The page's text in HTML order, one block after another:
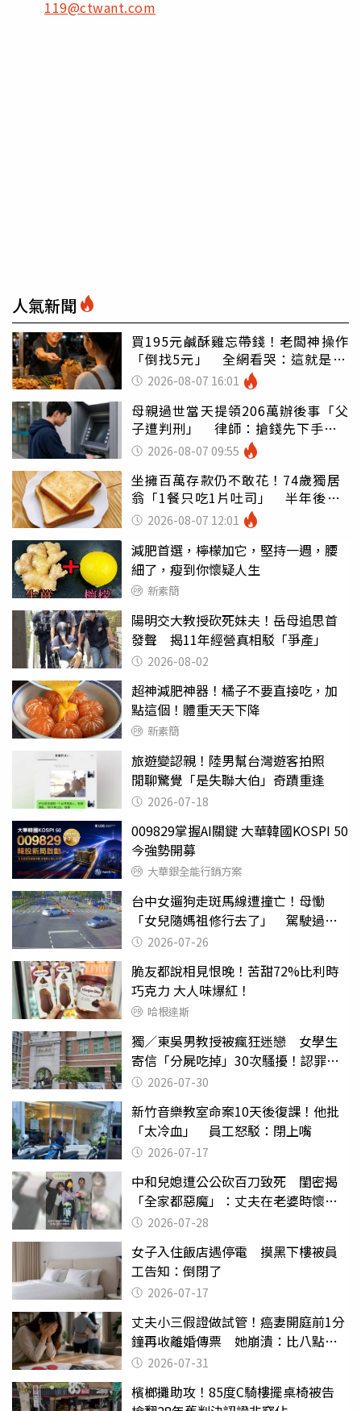
119@ctwant.com
人氣新聞
買195元鹹酥雞忘帶錢！老闆神操作
「倒找5元」 全網看哭：這就是台
灣 2026-08-07 16:01
母親過世當天提領206萬辦後事「父
子遭判刑」 律師：搶錢先下手是
罪 2026-08-07 09:55
坐擁百萬存款仍不敢花！74歲獨居
翁「1餐只吃1片吐司」 半年後暴
瘦嚇壞女兒
2026-08-07 12:01
減肥首選，檸檬加它，堅持一週，腰
細了，瘦到你懷疑人生
新素簡
陽明交大教授砍死妹夫！岳母追思首
發聲 揭11年經營真相駁「爭產」
2026-08-02
超神減肥神器！橘子不要直接吃，加
點這個！體重天天下降
新素簡
旅遊變認親！陸男幫台灣遊客拍照
閒聊驚覺「是失聯大伯」奇蹟重逢
2026-07-18
009829掌握AI關鍵 大華韓國KOSPI 50
今強勢開募
大華銀全能行銷方案
台中女遛狗走斑馬線遭撞亡！母慟
「女兒隨媽祖修行去了」 駕駛過失
致死判9月
2026-07-26
脆友都說相見恨晚！苦甜72%比利時
巧克力 大人味爆紅！
哈根達斯
獨／東吳男教授被瘋狂迷戀 女學生
寄信「分屍吃掉」30次騷擾！認罪免
關 2026-07-30
新竹音樂教室命案10天後復課！他批
「太冷血」 員工怒駁：閉上嘴
2026-07-17
中和兒媳遭公公砍百刀致死 閨密揭
「全家都惡魔」：丈夫在老婆時懷孕
摔東西
2026-07-28
女子入住飯店遇停電 摸黑下樓被員
工告知：倒閉了
2026-07-17
丈夫小三假證做試管！癌妻開庭前1分
鐘再收離婚傳票 她崩潰：比八點檔
還扯2026-07-31
檳榔攤助攻！85度C騎樓擺桌椅被告